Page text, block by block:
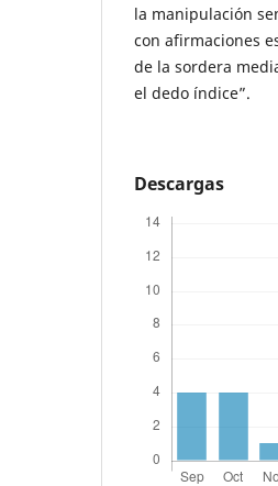
la manipulación
con afirmaciones
de la sordera
el dedo índice”.
Descargas